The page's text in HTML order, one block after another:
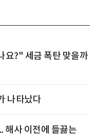
요?" 세금 폭탄 맞을까
나타났다
해사 이전에 들끓는